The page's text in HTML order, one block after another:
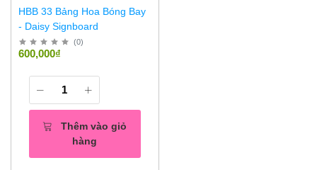
HBB 33 Bảng Hoa Bóng Bay
- Daisy Signboard
(0)
600,000₫
Thêm vào giỏ
hàng